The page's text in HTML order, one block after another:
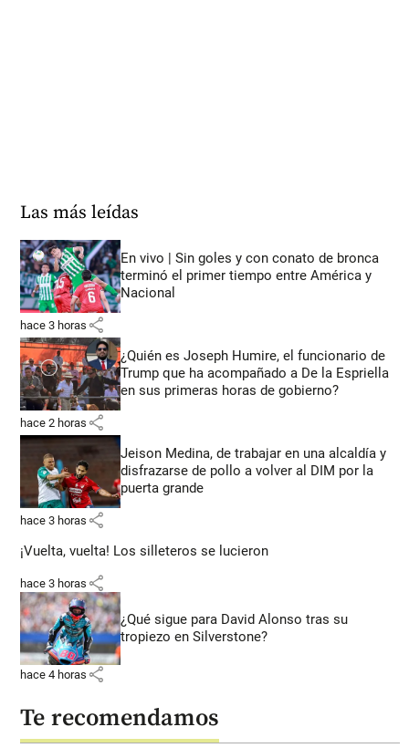
Las más leídas
En vivo | Sin goles y con conato de bronca
terminó el primer tiempo entre América y
Nacional
hace 3 horas share
¿Quién es Joseph Humire, el funcionario de
Trump que ha acompañado a De la Espriella
en sus primeras horas de gobierno?
hace 2 horas share
Jeison Medina, de trabajar en una alcaldía y
disfrazarse de pollo a volver al DIM por la
puerta grande
hace 3 horas share
¡Vuelta, vuelta! Los silleteros se lucieron
hace 3 horas share
¿Qué sigue para David Alonso tras su
tropiezo en Silverstone?
hace 4 horas share
Te recomendamos